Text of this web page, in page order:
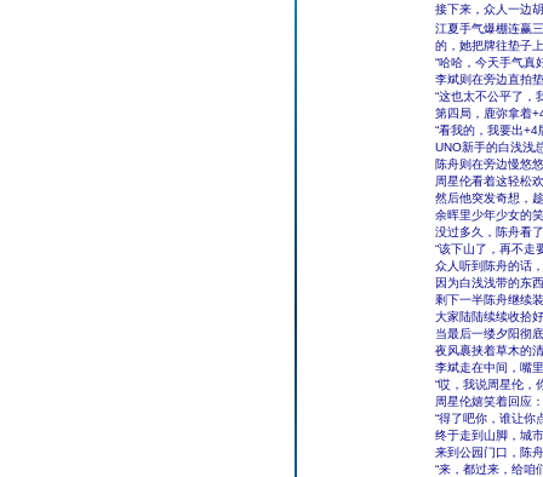
接下来，众人一边
江夏手气爆棚连赢
的，她把牌往垫子
“哈哈，今天手气真
李斌则在旁边直拍
“这也太不公平了，
第四局，鹿弥拿着
“看我的，我要出+4
UNO新手的白浅浅
陈舟则在旁边慢悠
周星伦看着这轻松
然后他突发奇想，
余晖里少年少女的
没过多久，陈舟看
“该下山了，再不走
众人听到陈舟的话
因为白浅浅带的东
剩下一半陈舟继续
大家陆陆续续收拾
当最后一缕夕阳彻
夜风裹挟着草木的
李斌走在中间，嘴
“哎，我说周星伦，
周星伦嬉笑着回应：
“得了吧你，谁让你
终于走到山脚，城
来到公园门口，陈
“来，都过来，给咱